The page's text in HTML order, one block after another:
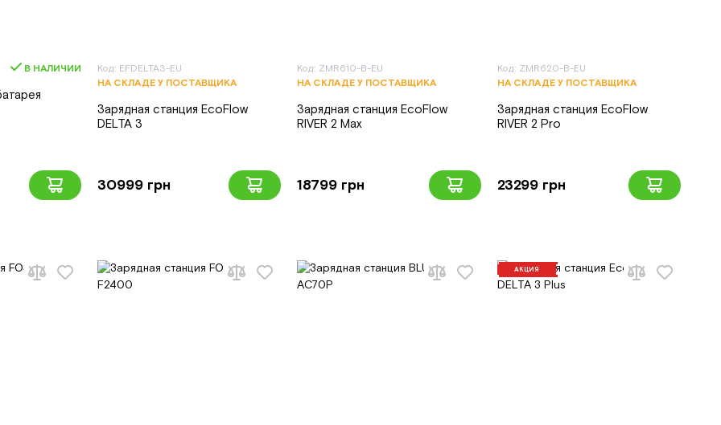
В НАЛИЧИИ
Код: EFDELTA3-EU
НА СКЛАДЕ У ПОСТАВЩИКА
Зарядная станция EcoFlow
DELTA 3
30999 грн
Код: ZMR610-B-EU
НА СКЛАДЕ У ПОСТАВЩИКА
Зарядная станция EcoFlow
RIVER 2 Max
18799 грн
Код: ZMR620-B-EU
НА СКЛАДЕ У ПОСТАВЩИКА
Зарядная станция EcoFlow
RIVER 2 Pro
23299 грн
АКЦИЯ